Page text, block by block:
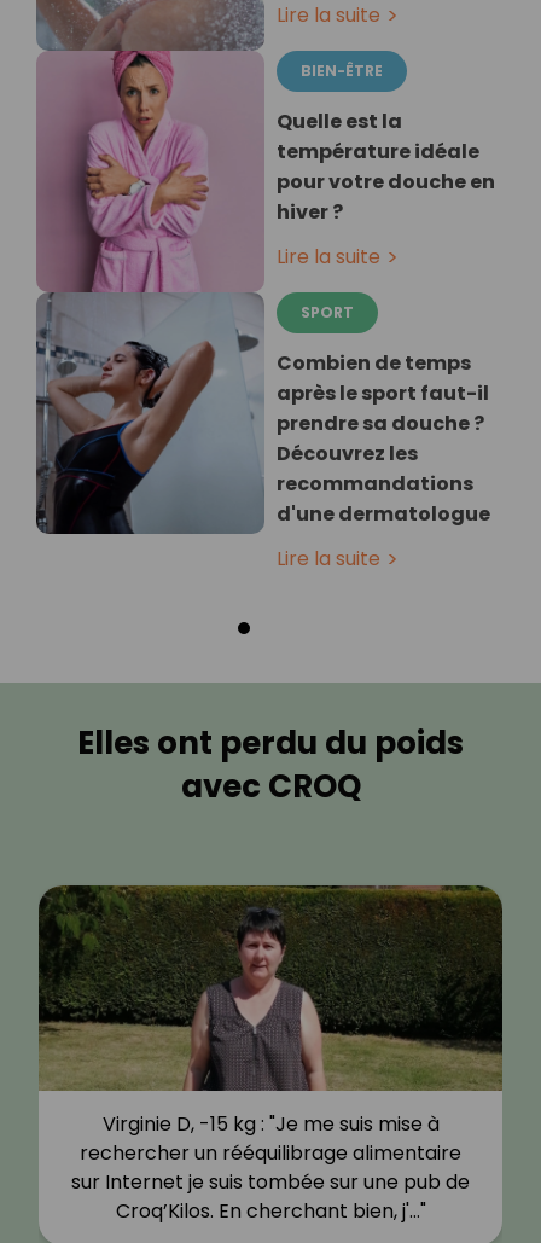
Lire la suite
BIEN-ÊTRE
Quelle est la
température idéale
pour votre douche en
hiver ?
Lire la suite
SPORT
Combien de temps
après le sport faut-il
prendre sa douche ?
Découvrez les
recommandations
d'une dermatologue
Lire la suite
Elles ont perdu du poids
avec CROQ
Virginie D, -15 kg : "Je me suis mise à
rechercher un rééquilibrage alimentaire
sur Internet je suis tombée sur une pub de
Croq’Kilos. En cherchant bien, j'…"